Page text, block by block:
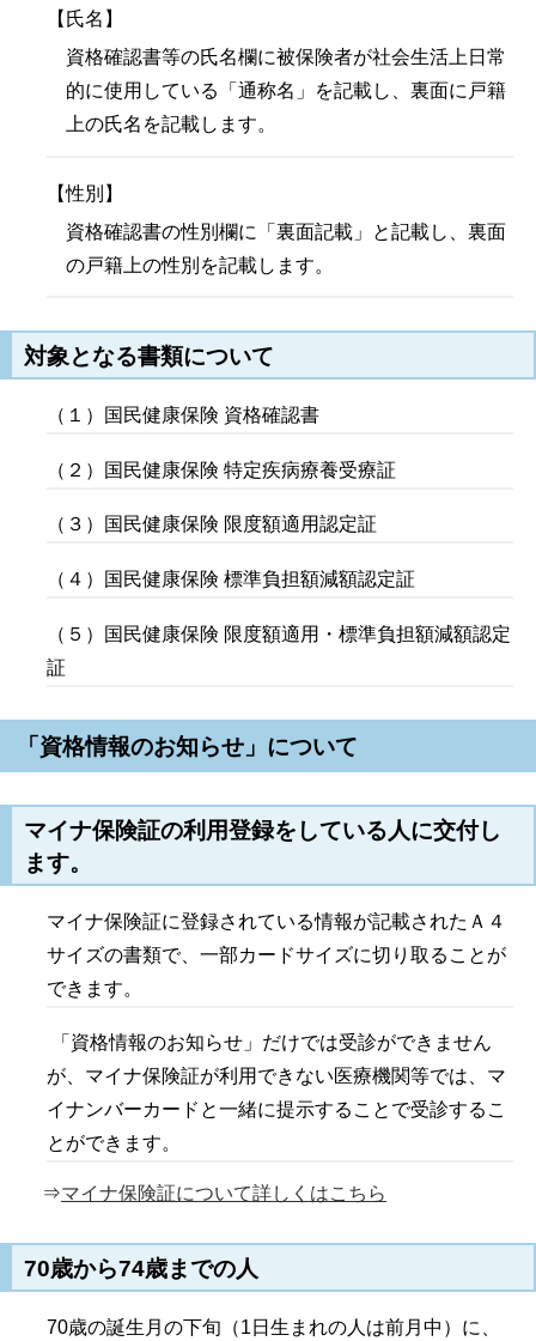
【氏名】
資格確認書等の氏名欄に被保険者が社会生活上日常
的に使用している「通称名」を記載し、裏面に戸籍
上の氏名を記載します。
【性別】
資格確認書の性別欄に「裏面記載」と記載し、裏面
の戸籍上の性別を記載します。
対象となる書類について
（１）国民健康保険 資格確認書
（２）国民健康保険 特定疾病療養受療証
（３）国民健康保険 限度額適用認定証
（４）国民健康保険 標準負担額減額認定証
（５）国民健康保険 限度額適用・標準負担額減額認定
証
「資格情報のお知らせ」について
マイナ保険証の利用登録をしている人に交付し
ます。
マイナ保険証に登録されている情報が記載されたＡ４
サイズの書類で、一部カードサイズに切り取ることが
できます。
「資格情報のお知らせ」だけでは受診ができません
が、マイナ保険証が利用できない医療機関等では、マ
イナンバーカードと一緒に提示することで受診するこ
とができます。
⇒マイナ保険証について詳しくはこちら
70歳から74歳までの人
70歳の誕生月の下旬（1日生まれの人は前月中）に、